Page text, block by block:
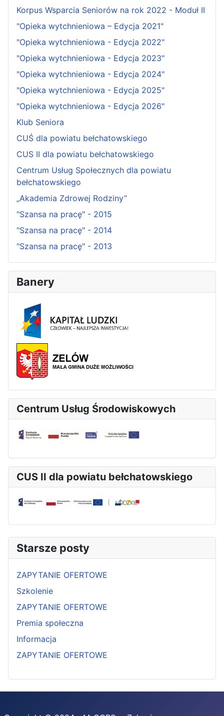
Korpus Wsparcia Seniorów na rok 2022 - Moduł II
"Opieka wytchnieniowa – Edycja 2021"
"Opieka wytchnieniowa - Edycja 2022"
"Opieka wytchnieniowa - Edycja 2023"
"Opieka wytchnieniowa - Edycja 2024"
"Opieka wytchnieniowa - Edycja 2025"
"Opieka wytchnieniowa - Edycja 2026"
Klub Seniora
CUŚ dla powiatu bełchatowskiego
CUS II dla powiatu bełchatowskiego
Centrum Usług Społecznych dla powiatu
bełchatowskiego
„Akademia Zdrowej Rodziny”
"Szansa na pracę" - 2015
"Szansa na pracę" - 2014
"Szansa na pracę" - 2013
Banery
Centrum Usług Środowiskowych
CUS II dla powiatu bełchatowskiego
Starsze posty
ZAPYTANIE OFERTOWE
Szkolenie
ZAPYTANIE OFERTOWE
Premia społeczna
Informacja
ZAPYTANIE OFERTOWE